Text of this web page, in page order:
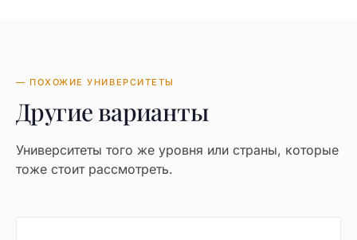
— ПОХОЖИЕ УНИВЕРСИТЕТЫ
Другие варианты
Университеты того же уровня или страны, которые
тоже стоит рассмотреть.